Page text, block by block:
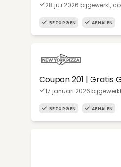
28 juli 2026 bijgewerkt,
BEZORGEN AFHALEN
Coupon 201 | Gratis
17 januari 2026
BEZORGEN AFHALEN